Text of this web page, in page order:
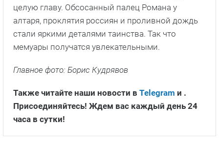
целую главу. Обсосанный палец Романа у
алтаря, проклятия россиян и проливной дождь
стали яркими деталями таинства. Так что
мемуары получатся увлекательными.
Главное фото: Борис Кудрявов
Также читайте наши новости в Telegram и .
Присоединяйтесь! Ждем вас каждый день 24
часа в сутки!